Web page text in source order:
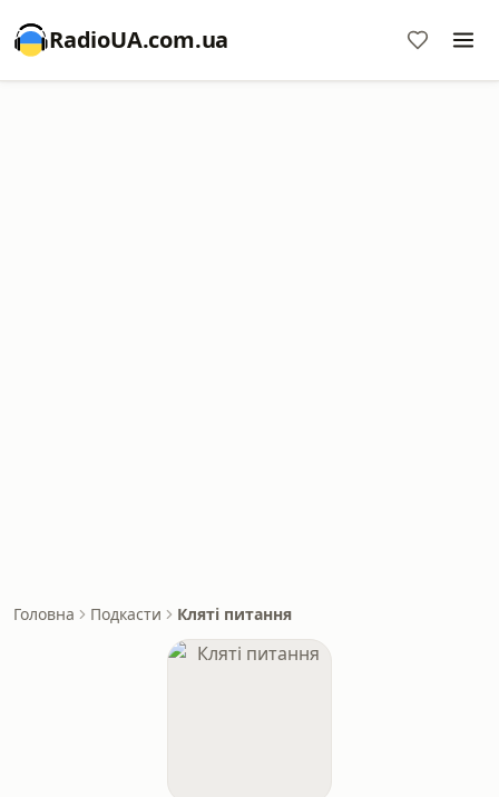
RadioUA.com.ua
Головна Подкасти Кляті питання